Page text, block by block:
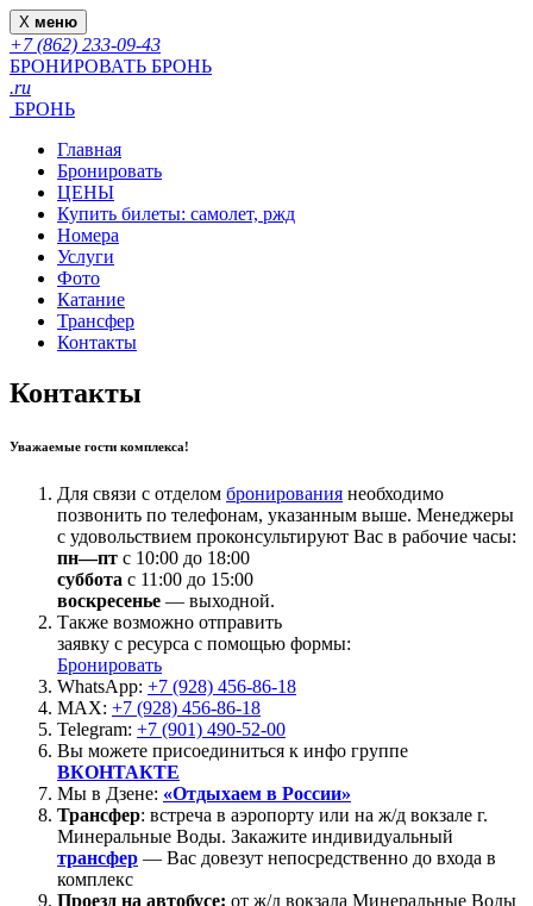
X меню
+7 (862) 233-09-43
БРОНИРОВАТЬ БРОНЬ
.ru
БРОНЬ
Главная
Бронировать
ЦЕНЫ
Купить билеты: самолет, ржд
Номера
Услуги
Фото
Катание
Трансфер
Контакты
Контакты
Уважаемые гости комплекса!
Для связи с отделом бронирования необходимо
позвонить по телефонам, указанным выше. Менеджеры
с удовольствием проконсультируют Вас в рабочие часы:
пн—пт с 10:00 до 18:00
суббота с 11:00 до 15:00
воскресенье — выходной.
Также возможно отправить
заявку с ресурса с помощью формы:
Бронировать
WhatsApp: +7 (928) 456-86-18
MAX: +7 (928) 456-86-18
Telegram: +7 (901) 490-52-00
Вы можете присоединиться к инфо группе
ВКОНТАКТЕ
Мы в Дзене: «Отдыхаем в России»
Трансфер: встреча в аэропорту или на ж/д вокзале г.
Минеральные Воды. Закажите индивидуальный
трансфер — Вас довезут непосредственно до входа в
комплекс
Проезд на автобусе: от ж/д вокзала Минеральные Воды